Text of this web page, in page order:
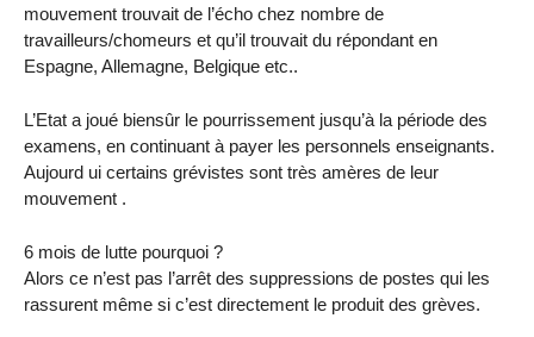
mouvement trouvait de l’écho chez nombre de
travailleurs/chomeurs et qu’il trouvait du répondant en
Espagne, Allemagne, Belgique etc..
L’Etat a joué biensûr le pourrissement jusqu’à la période des
examens, en continuant à payer les personnels enseignants.
Aujourd ui certains grévistes sont très amères de leur
mouvement .
6 mois de lutte pourquoi ?
Alors ce n’est pas l’arrêt des suppressions de postes qui les
rassurent même si c’est directement le produit des grèves.